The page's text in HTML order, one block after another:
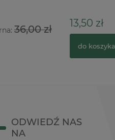
36,00 zł 13,50 zł
do koszyka
ODWIEDŹ NAS
NA